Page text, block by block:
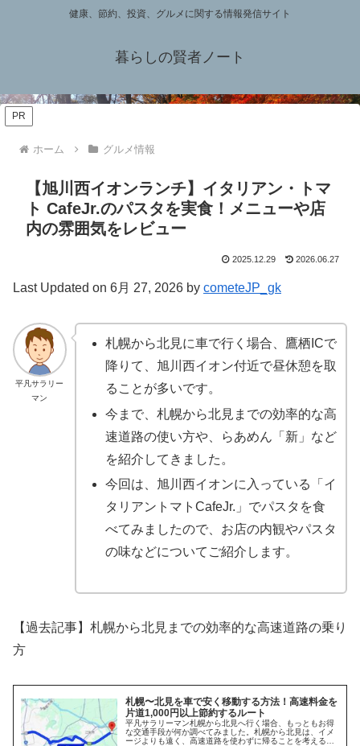
健康、節約、投資、グルメに関する情報発信サイト
暮らしの賢者ノート
PR
ホーム グルメ情報
【旭川西イオンランチ】イタリアン・トマ
ト CafeJr.のパスタを実食！メニューや店
内の雰囲気をレビュー
2025.12.29 2026.06.27
Last Updated on 6月 27, 2026 by cometeJP_gk
平凡サラリー
マン
札幌から北見に車で行く場合、鷹栖ICで
降りて、旭川西イオン付近で昼休憩を取
ることが多いです。
今まで、札幌から北見までの効率的な高
速道路の使い方や、らあめん「新」など
を紹介してきました。
今回は、旭川西イオンに入っている「イ
タリアントマトCafeJr.」でパスタを食
べてみましたので、お店の内観やパスタ
の味などについてご紹介します。
【過去記事】札幌から北見までの効率的な高速道路の乗り
方
札幌〜北見を車で安く移動する方法！高速料金を
片道1,000円以上節約するルート
平凡サラリーマン札幌から北見へ行く場合、もっともお得
な交通手段が何か調べてみました。札幌から北見は、イメ
ージよりも遠く、高速道路を使わずに帰ることを考えるの